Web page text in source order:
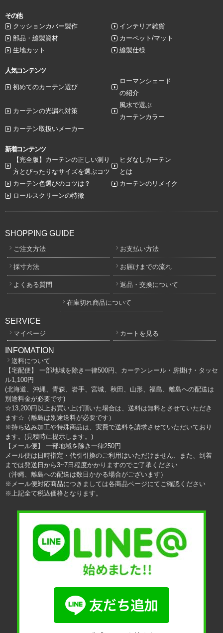
その他
クッションカバー製作
インテリア雑貨
部品・縫製資材
カーペット/マット
生地カット
縫製仕様
人気コンテンツ
初めてのカーテン選び
ローマンシェード
の紹介
カーテンの光漏れ対策
風水で選ぶ
カーテンカラー
カーテン取扱いメーカー
新着コンテンツ
【完全版】カーテンの正しい測り
方とぴったりなサイズを選ぶコツ
ヒダなしカーテン
とは
カーテン色選びのコツは？
カーテンのリメイク
ロールスクリーンの特徴
SHOPPING GUIDE
ご注文方法 お支払い方法
採寸方法 お届けまでの流れ
よくある質問 返品・交換について
在庫切れ商品について
SERVICE
マイページ カートを見る
INFOMATION
送料について
【宅配便】 一部地域を除き一律500円、カーテンレール・房掛け・タッセ
ル1,100円
(北海道、沖縄、青森、岩手、宮城、秋田、山形、福島、離島への配送は
別途料金が必要です)
☆13,200円以上お買い上げ頂いた場合は、送料は無料とさせていただき
ます☆（離島は別途送料が必要です）
※持ち込み加工や特殊商品は、実費で送料を請求させていただいており
ます。(見積時に提示します。)
【メール便】 一部地域を除き一律250円
メール便は日時指定・代引引換のご利用はいただけません、また、到着
までは発送日から3~7日程度かかりますのでご了承ください
（沖縄、離島への配送は数日かかる場合がございます）
※メール便対応商品につきましては各商品ページにてご確認ください
※上記全て税込価格となります。